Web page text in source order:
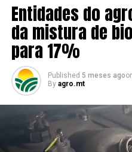
Entidades do
da mistura de
para 17%
Published 5 meses ago
By agro.mt